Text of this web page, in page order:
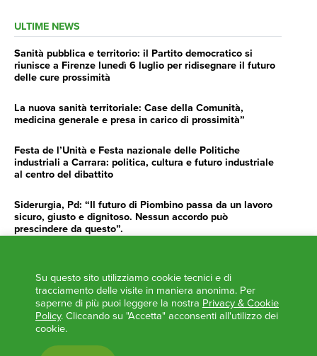
ULTIME NEWS
Sanità pubblica e territorio: il Partito democratico si
riunisce a Firenze lunedì 6 luglio per ridisegnare il futuro
delle cure prossimità
La nuova sanità territoriale: Case della Comunità,
medicina generale e presa in carico di prossimità”
Festa de l’Unità e Festa nazionale delle Politiche
industriali a Carrara: politica, cultura e futuro industriale
al centro del dibattito
Siderurgia, Pd: “Il futuro di Piombino passa da un lavoro
sicuro, giusto e dignitoso. Nessun accordo può
prescindere da questo”.
impegno e determinazione delle istituzioni”
AGENDA
‘ANCORA UNA VOLTA LA TOSCANA TRACCIA LA
Su questo sito utilizziamo cookie tecnici e di
tracciamento delle visite in maniera anonima. Per
saperne di più puoi leggere la nostra Privacy & Cookie
Policy. Cliccando su "Accetta" acconsenti all'utilizzo dei
cookie.